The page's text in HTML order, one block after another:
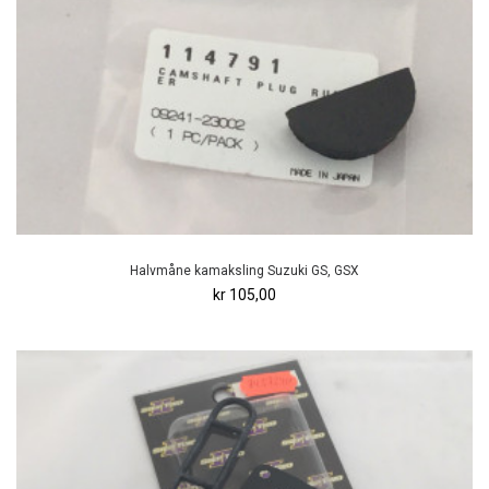
Halvmåne kamaksling Suzuki GS, GSX
kr 105,00